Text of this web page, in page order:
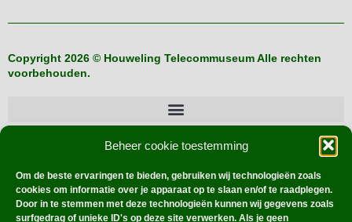
Beheer cookie toestemming
Om de beste ervaringen te bieden, gebruiken wij technologieën zoals
cookies om informatie over je apparaat op te slaan en/of te raadplegen.
Door in te stemmen met deze technologieën kunnen wij gegevens zoals
surfgedrag of unieke ID's op deze site verwerken. Als je geen
Copyright 2026 © Houweling Telecommuseum Alle rechten
voorbehouden.
Buitenlandse verzamelaars